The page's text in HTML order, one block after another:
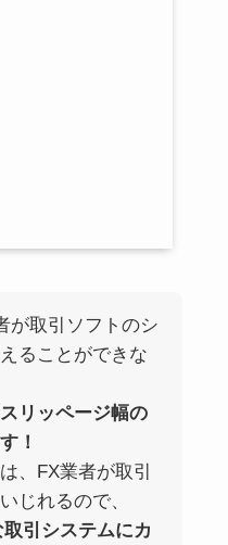
が取引ソフトのシ
ることができな
リッページ幅の
！
、FX業者が取引
じれるので、
引システムにカ